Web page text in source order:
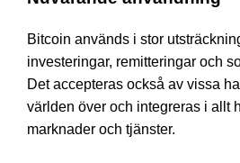
Bitcoin används i stor
investeringar, remitteringar och
Det accepteras också av vissa
världen över och integreras i allt
marknader och tjänster.